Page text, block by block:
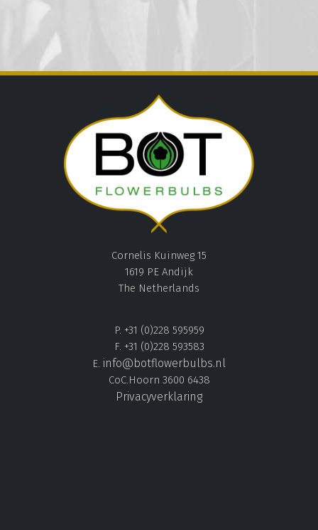
Cornelis Kuinweg 15
1619 PE Andijk
The Netherlands
P. +31 (0)228 595959
F. +31 (0)228 593583
E. info@botflowerbulbs.nl
CoC.Hoorn 3600 6438
Privacyverklaring